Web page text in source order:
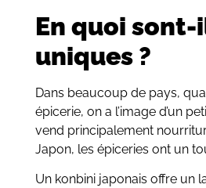
En quoi sont-
uniques ?
Dans beaucoup de pays,
épicerie, on a l’image d’un
vend principalement
Japon, les épiceries ont un
Un konbini japonais offre un